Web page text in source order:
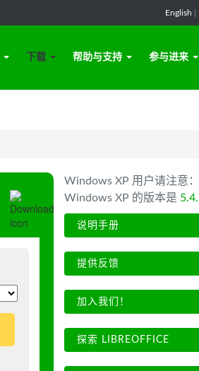
English
下载 帮助与支持 参与进来
Windows XP 用户请注意
Windows XP 的版本是
说明手册
提供反馈
加入我们！
探索 LIBREOFFICE